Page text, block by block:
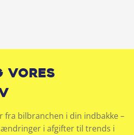
bag
bluetooth
vores
fra bilbranchen i din indbakke –
i afgifter til trends i